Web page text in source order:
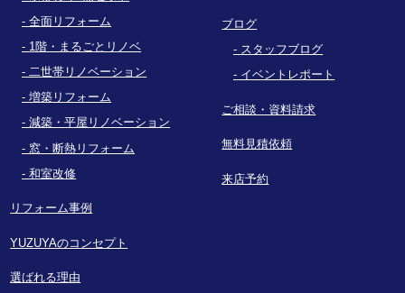
全面リフォーム
1階・まるごとリノベ
二世帯リノベーション
増築リフォーム
減築・平屋リノベーション
窓・断熱リフォーム
和室改修
リフォーム事例
YUZUYAのコンセプト
選ばれる理由
ブログ
スタッフブログ
イベントレポート
ご相談・資料請求
無料見積依頼
来店予約